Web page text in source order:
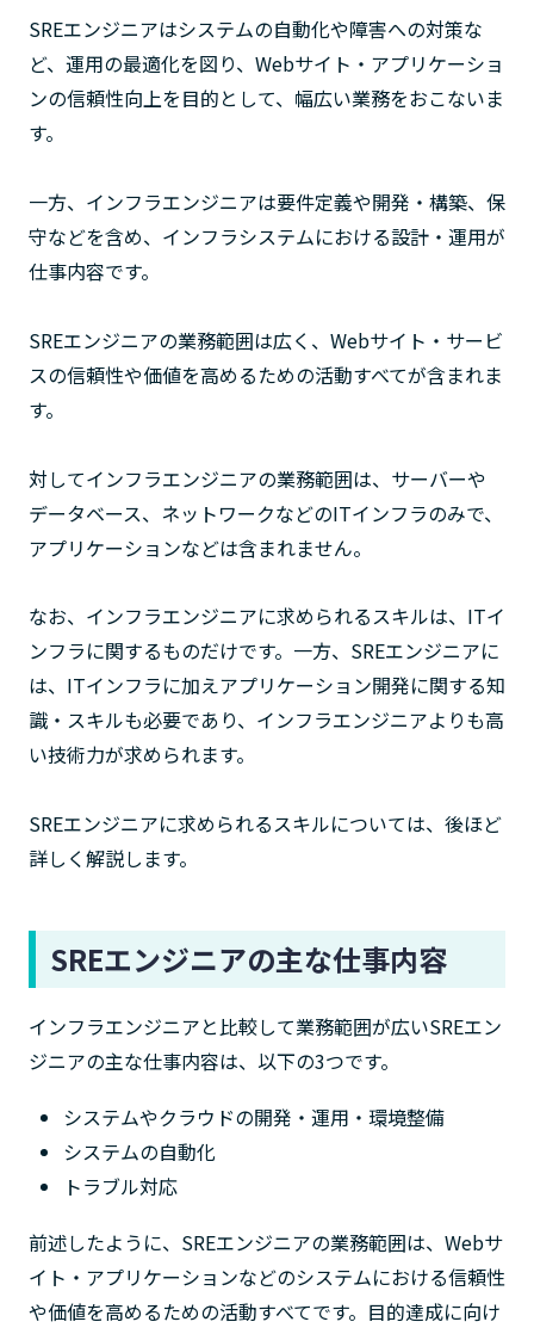
SREエンジニアはシステムの自動化や障害への対策な
ど、運用の最適化を図り、Webサイト・アプリケーショ
ンの信頼性向上を目的として、幅広い業務をおこないま
す。
一方、インフラエンジニアは要件定義や開発・構築、保
守などを含め、インフラシステムにおける設計・運用が
仕事内容です。
SREエンジニアの業務範囲は広く、Webサイト・サービ
スの信頼性や価値を高めるための活動すべてが含まれま
す。
対してインフラエンジニアの業務範囲は、サーバーや
データベース、ネットワークなどのITインフラのみで、
アプリケーションなどは含まれません。
なお、インフラエンジニアに求められるスキルは、ITイ
ンフラに関するものだけです。一方、SREエンジニアに
は、ITインフラに加えアプリケーション開発に関する知
識・スキルも必要であり、インフラエンジニアよりも高
い技術力が求められます。
SREエンジニアに求められるスキルについては、後ほど
詳しく解説します。
SREエンジニアの主な仕事内容
インフラエンジニアと比較して業務範囲が広いSREエン
ジニアの主な仕事内容は、以下の3つです。
システムやクラウドの開発・運用・環境整備
システムの自動化
トラブル対応
前述したように、SREエンジニアの業務範囲は、Webサ
イト・アプリケーションなどのシステムにおける信頼性
や価値を高めるための活動すべてです。目的達成に向け